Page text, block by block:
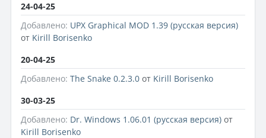
24-04-25
Добавлено: UPX Graphical MOD 1.39 (русская версия)
от Kirill Borisenko
20-04-25
Добавлено: The Snake 0.2.3.0 от Kirill Borisenko
30-03-25
Добавлено: Dr. Windows 1.06.01 (русская версия) от
Kirill Borisenko